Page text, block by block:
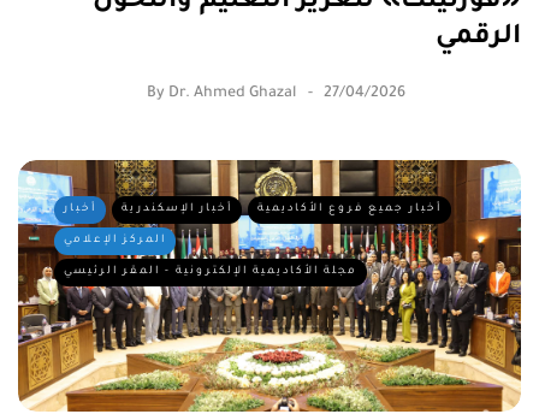
الرقمي
By Dr. Ahmed Ghazal 27/04/2026
أخبار أخبار الإسكندرية أخبار جميع فروع الأكاديمية
المركز الإعلامي
مجلة الأكاديمية الإلكترونية - المقر الرئيسي